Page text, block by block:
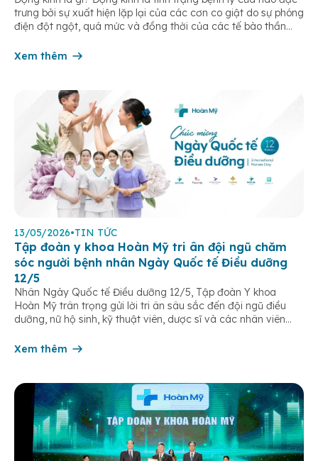
trưng bởi sự xuất hiện lặp lại của các cơn co giật do sự phóng
điện đột ngột, quá mức và đồng thời của các tế bào thần
Xem thêm
13/05/2026•TIN TỨC
Tập đoàn y khoa Hoàn Mỹ tri ân đội ngũ chăm
sóc người bệnh nhân Ngày Quốc tế Điều dưỡng
12/5
Nhân Ngày Quốc tế Điều dưỡng 12/5, Tập đoàn Y khoa
Hoàn Mỹ trân trọng gửi lời tri ân sâu sắc đến đội ngũ điều
dưỡng, nữ hộ sinh, kỹ thuật viên, dược sĩ và các nhân viên
âm thầm đồng hành trên […]
Xem thêm